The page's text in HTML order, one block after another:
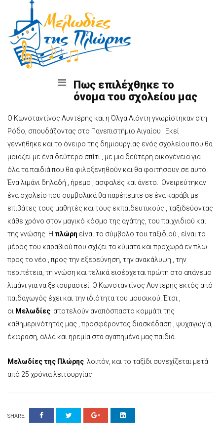
Πως επιλέχθηκε το
όνομα του σχολείου μας
Ο Κωνσταντίνος Λυντέρης και η Όλγα Λιόντη γνωρίστηκαν στη
Ρόδο, σπουδάζοντας στο Πανεπιστήμιο Αιγαίου . Εκεί
γεννήθηκε και το όνειρο της δημιουργίας ενός σχολείου που θα
μοιάζει με ένα δεύτερο σπίτι , με μια δεύτερη οικογένεια για
όλα τα παιδιά που θα φιλοξενηθούν και θα φοιτήσουν σε αυτό.
Ένα λιμάνι δηλαδή , ήρεμο , ασφαλές και άνετο. Ονειρεύτηκαν
ένα σχολείο που συμβολικά θα παρέπεμπε σε ένα καράβι με
επιβάτες τους μαθητές και τους εκπαιδευτικούς , ταξιδεύοντας
κάθε χρόνο στον μαγικό κόσμο της αγάπης, του παιχνιδιού και
της γνώσης. Η πλώρη είναι το σύμβολο του ταξιδιού , είναι το
μέρος του καραβιού που σχίζει τα κύματα και προχωρά εν πλω
προς το νέο , προς την εξερεύνηση, την ανακάλυψη , την
περιπέτεια, τη γνώση και τελικά εισέρχεται πρώτη στο απάνεμο
λιμάνι για να ξεκουραστεί. Ο Κωνσταντίνος Λυντέρης εκτός από
παιδαγωγός έχει και την ιδιότητα του μουσικού. Έτσι ,
οι Μελωδίες αποτελούν αναπόσπαστο κομμάτι της
καθημερινότητάς μας , προσφέροντας διασκέδαση , ψυχαγωγία,
έκφραση, αλλά και ηρεμία στα αγαπημένα μας παιδιά.
Μελωδίες της Πλώρης λοιπόν, και το ταξίδι συνεχίζεται μετά
από 25 χρόνια λειτουργίας
SHARE: